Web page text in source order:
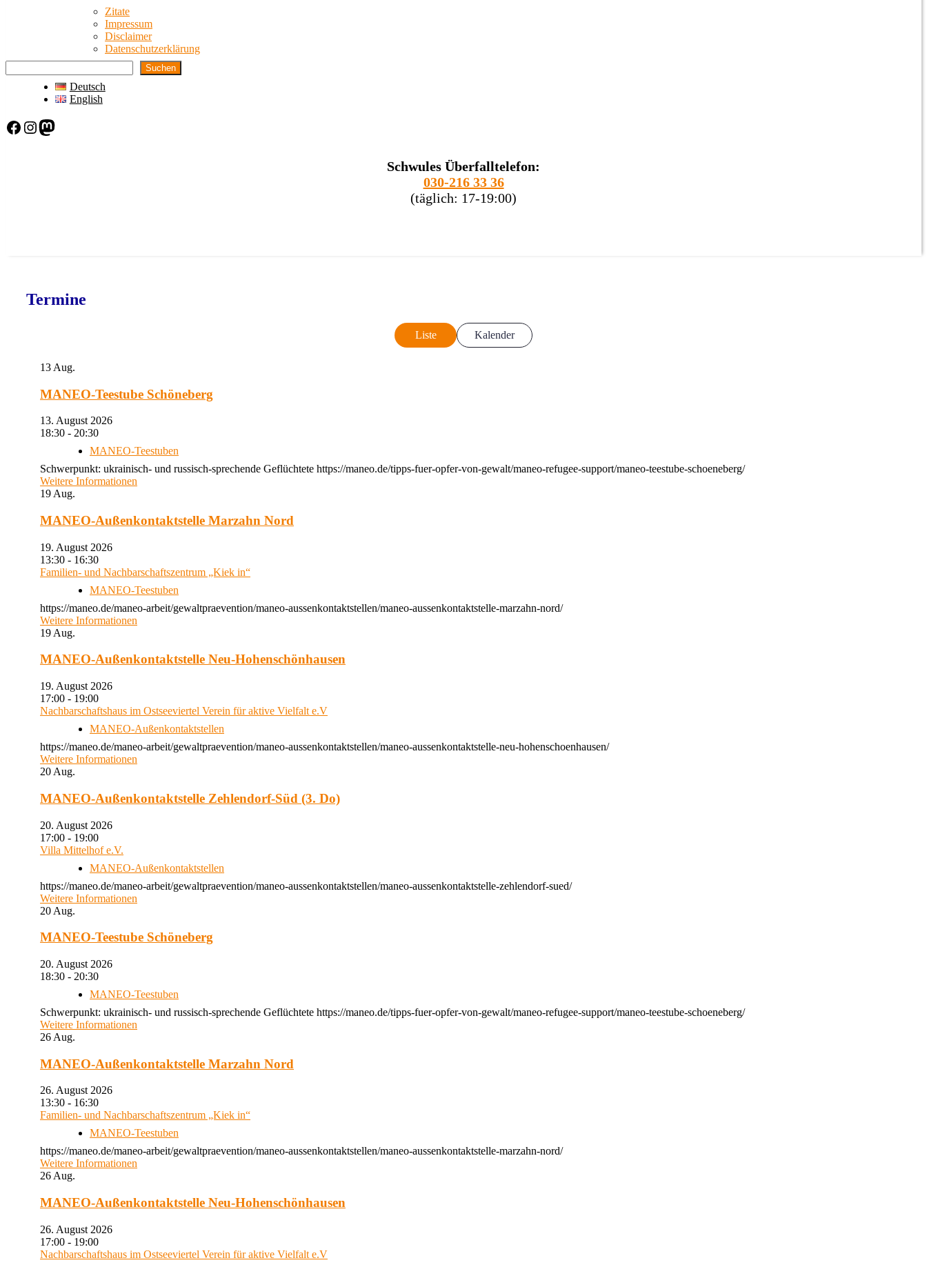
Zitate
Impressum
Disclaimer
Datenschutzerklärung
Suchen
Deutsch
English
Facebook Instagram Mastodon
Schwules Überfalltelefon:
030-216 33 36
(täglich: 17-19:00)
Termine
Liste Kalender
13 Aug.
MANEO-Teestube Schöneberg
13. August 2026
18:30 - 20:30
MANEO-Teestuben
Schwerpunkt: ukrainisch- und russisch-sprechende Geflüchtete https://maneo.de/tipps-fuer-opfer-von-gewalt/maneo-refugee-support/maneo-teestube-schoeneberg/
Weitere Informationen
19 Aug.
MANEO-Außenkontaktstelle Marzahn Nord
19. August 2026
13:30 - 16:30
Familien- und Nachbarschaftszentrum „Kiek in“
MANEO-Teestuben
https://maneo.de/maneo-arbeit/gewaltpraevention/maneo-aussenkontaktstellen/maneo-aussenkontaktstelle-marzahn-nord/
Weitere Informationen
19 Aug.
MANEO-Außenkontaktstelle Neu-Hohenschönhausen
19. August 2026
17:00 - 19:00
Nachbarschaftshaus im Ostseeviertel Verein für aktive Vielfalt e.V
MANEO-Außenkontaktstellen
https://maneo.de/maneo-arbeit/gewaltpraevention/maneo-aussenkontaktstellen/maneo-aussenkontaktstelle-neu-hohenschoenhausen/
Weitere Informationen
20 Aug.
MANEO-Außenkontaktstelle Zehlendorf-Süd (3. Do)
20. August 2026
17:00 - 19:00
Villa Mittelhof e.V.
MANEO-Außenkontaktstellen
https://maneo.de/maneo-arbeit/gewaltpraevention/maneo-aussenkontaktstellen/maneo-aussenkontaktstelle-zehlendorf-sued/
Weitere Informationen
20 Aug.
MANEO-Teestube Schöneberg
20. August 2026
18:30 - 20:30
MANEO-Teestuben
Schwerpunkt: ukrainisch- und russisch-sprechende Geflüchtete https://maneo.de/tipps-fuer-opfer-von-gewalt/maneo-refugee-support/maneo-teestube-schoeneberg/
Weitere Informationen
26 Aug.
MANEO-Außenkontaktstelle Marzahn Nord
26. August 2026
13:30 - 16:30
Familien- und Nachbarschaftszentrum „Kiek in“
MANEO-Teestuben
https://maneo.de/maneo-arbeit/gewaltpraevention/maneo-aussenkontaktstellen/maneo-aussenkontaktstelle-marzahn-nord/
Weitere Informationen
26Aug.
MANEO-Außenkontaktstelle Neu-Hohenschönhausen
26. August 2026
17:00 - 19:00
Nachbarschaftshaus im Ostseeviertel Verein für aktive Vielfalt e.V